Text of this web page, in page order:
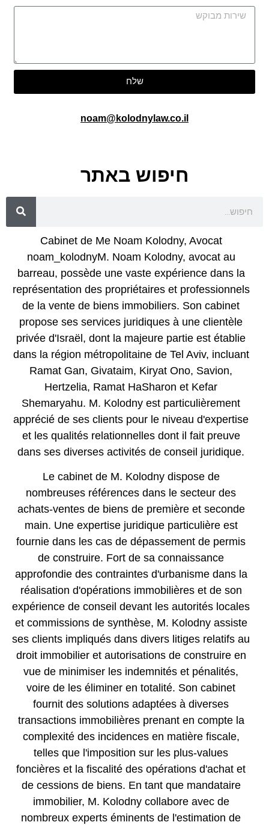
שלח
noam@kolodnylaw.co.il
חיפוש באתר
Cabinet de Me Noam Kolodny, Avocat
noam_kolodnyM. Noam Kolodny, avocat au
barreau, possède une vaste expérience dans la
représentation des propriétaires et professionnels
de la vente de biens immobiliers. Son cabinet
propose ses services juridiques à une clientèle
privée d'Israël, dont la majeure partie est établie
dans la région métropolitaine de Tel Aviv, incluant
Ramat Gan, Givataim, Kiryat Ono, Savion,
Hertzelia, Ramat HaSharon et Kefar
Shemaryahu. M. Kolodny est particulièrement
apprécié de ses clients pour le niveau d'expertise
et les qualités relationnelles dont il fait preuve
dans ses diverses activités de conseil juridique.
Le cabinet de M. Kolodny dispose de
nombreuses références dans le secteur des
achats-ventes de biens de première et seconde
main. Une expertise juridique particulière est
fournie dans les cas de dépassement de permis
de construire. Fort de sa connaissance
approfondie des contraintes d'urbanisme dans la
réalisation d'opérations immobilières et de son
expérience de conseil devant les autorités locales
et commissions de synthèse, M. Kolodny assiste
ses clients impliqués dans divers litiges relatifs au
droit immobilier et autorisations de construire en
vue de minimiser les indemnités et pénalités,
voire de les éliminer en totalité. Son cabinet
fournit des solutions adaptées à diverses
transactions immobilières prenant en compte la
complexité des incidences en matière fiscale,
telles que l'imposition sur les plus-values
foncières et la fiscalité des opérations d'achat et
de cessions de biens. En tant que mandataire
immobilier, M. Kolodny collabore avec de
nombreux experts éminents de l'estimation de